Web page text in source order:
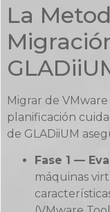
La
Migrar de
planificación
de GLADiiUM
Fase 1 —
máquinas